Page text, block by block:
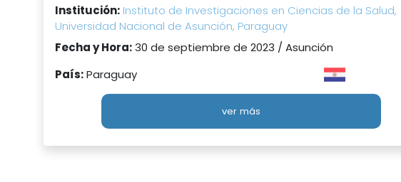
Institución: Instituto de Investigaciones en Ciencias de la Salud,
Universidad Nacional de Asunción, Paraguay
Fecha y Hora:30 de septiembre de 2023 / Asunción
País:Paraguay
ver más